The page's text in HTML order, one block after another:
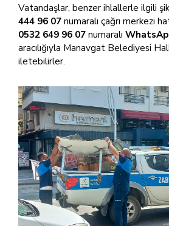
Vatandaşlar, benzer ihlallerle ilgili
444 96 07numaralı çağrı merkezi
0532 649 96 07numaralı
aracılığıyla Manavgat Belediyesi
iletebilirler.